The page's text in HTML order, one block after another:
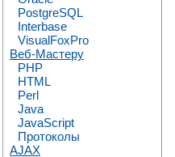
PostgreSQL
Interbase
VisualFoxPro
Веб-Мастеру
PHP
HTML
Perl
Java
JavaScript
Протоколы
AJAX